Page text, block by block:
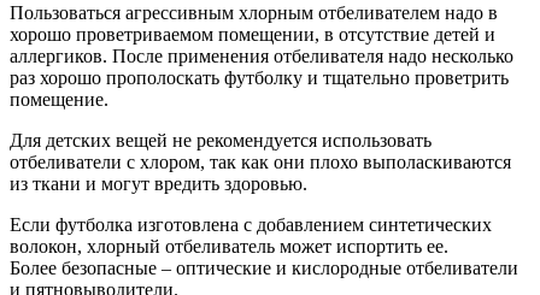
Пользоваться агрессивным хлорным отбеливателем надо в
хорошо проветриваемом помещении, в отсутствие детей и
аллергиков. После применения отбеливателя надо несколько
раз хорошо прополоскать футболку и тщательно проветрить
помещение.
Для детских вещей не рекомендуется использовать
отбеливатели с хлором, так как они плохо выполаскиваются
из ткани и могут вредить здоровью.
Если футболка изготовлена с добавлением синтетических
волокон, хлорный отбеливатель может испортить ее.
Более безопасные – оптические и кислородные отбеливатели
и пятновыводители.